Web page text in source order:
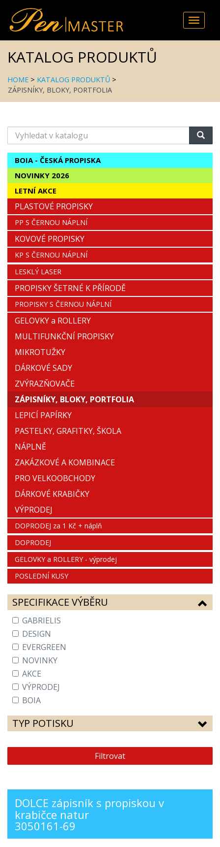
Toggle
KATALOG PRODUKTŮ
HOME > KATALOG PRODUKTŮ >
ZÁPISNÍKY, BLOKY, PORTFOLIA
Vyhledat
v
katalogu
BOIA - ČESKÁ PROPISKA
NOVINKY 2026
LETNÍ AKCE
PLASTOVÉ PROPISKY
PP S ČERNOU NÁPLNÍ
KOVOVÉ PROPISKY
KP S ČERNOU NÁPLNÍ
LESKLÝ LASER
PROPISKY ŠETRNÉ K PŘÍRODĚ
PROPISKY S ČERNOU NÁPLNÍ
GELOVKY a ROLLERY
MULTIFUNKČNÍ PROPISKY
MIKROTUŽKY
DÁRKOVÉ SADY
ZVÝRAZŇOVAČE
ZÁPISNÍKY, BLOKY, PORTFOLIA
LEPICÍ PAPÍRKY
PASTELKY, GRAFITKY, ŠKOLA
NÁPLNĚ
ZAKÁZKOVÉ A KOMBINACE
PRO VELKOOBCHODY
DÁRKOVÉ KRABIČKY
VÝPRODEJ
DOPRODEJ za 1 Kč + náplň
DOPRODEJ
GELOVKY a ROLLERY - výprodej
POSLEDNÍ KUSY
SPECIFIKACE VÝBĚRU
GABRIELIS
DESIGN
EVERGREEN
NOVINKY
AKCE
VÝPRODEJ
BOIA
TYP POTISKU
Filtrovat
DOLCE zápisník s propiskou v
krabičce natur
3050161-69